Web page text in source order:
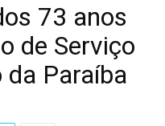
73 anos
de Serviço
da Paraíba